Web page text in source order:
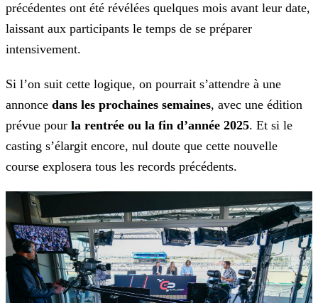
précédentes ont été révélées quelques mois avant leur date,
laissant aux participants le temps de se préparer
intensivement.
Si l’on suit cette logique, on pourrait s’attendre à une
annonce dans les prochaines semaines, avec une édition
prévue pour la rentrée ou la fin d’année 2025. Et si le
casting s’élargit encore, nul doute que cette nouvelle
course explosera tous les records précédents.